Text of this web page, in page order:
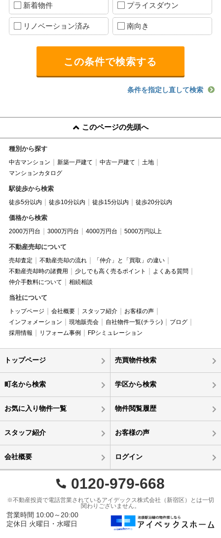
新着物件 プライスダウン
リノベーション済み 南向き
条件を指定し直して検索
このページの先頭へ
種別から探す
中古マンション 新築一戸建て 中古一戸建て
土地
マンションカタログ
駅徒歩から検索
徒歩5分以内 徒歩10分以内 徒歩15分以内 徒歩20分以内
価格から検索
2000万円台 3000万円台 4000万円台 5000万円以上
不動産売却について
売却査定 不動産売却の流れ
「仲介」と「買取」の違い
不動産売却時の諸費用
少しでも高く売るポイント
よくある質問
仲介手数料について
相続相談
当社について
トップページ 会社概要 スタッフ紹介
お客様の声
インフォメーション
現地販売会 自社物件一覧(チラシ)
ブログ
採用情報
リフォーム事例 FPシミュレーション
トップページ 売買物件検索
町名から検索 学区から検索
お気に入り物件一覧 物件閲覧履歴
スタッフ紹介 お客様の声
会社概要 ログイン
0120-979-668
※不動産投資で電話営業されているアイデックス株式会社（新宿区）とは一切
関わりございません。
営業時間 10:00～20:00
定休日 火曜日・水曜日